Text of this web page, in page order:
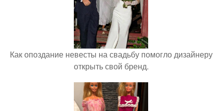
Как опоздание невесты на свадьбу помогло дизайнеру
открыть свой бренд.